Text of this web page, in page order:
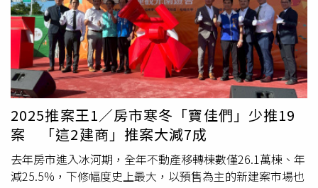
嗎」、「限定性別真的很有事」、「志工服務限定性別真的
很怪，為什麼男同學不能帶校友逛校園？」、「可以把校方
送性平嗎」、「把學生當坐台小姐」、「什麼年代了！還有
這種戲碼？」、「合照是啥福利，又不是接待明星」。對
此，鳳山高中回應，原招募訊息為11日在LINE群組的訊
息，接獲外界反應已立即在當天修正公告，誠摯邀請10位同
學擔任一對一接待志工，條件需求：樂於與人交流、態度親
切有禮、具責任感。鳳山高中表示，就本次學校招募禮賓大
使思慮不周之處，校方虛心深切檢討改進，更感謝外界給予
的建言，也請大家持續給予鼓勵，讓有意願及具備能力之學
生均有機會擔任校園親善大使，共同完備校慶引導及籌備事
2025推案王1／房市寒冬「寶佳們」少推19
案 「這2建商」推案大減7成
去年房市進入冰河期，全年不動產移轉棟數僅26.1萬棟、年
減25.5%，下修幅度史上最大，以預售為主的新建案市場也